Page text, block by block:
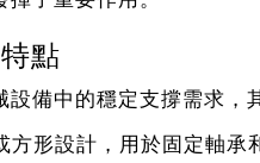
點
備中的穩定支撐需求，
方形設計，用於固定軸